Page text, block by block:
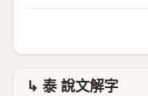
↳ 泰 說文解字